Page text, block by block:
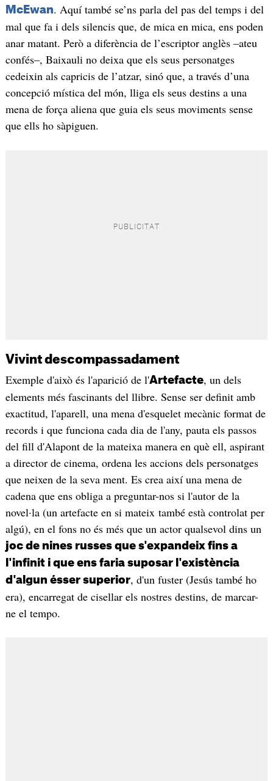
McEwan. Aquí també se’ns parla del pas del temps i del
mal que fa i dels silencis que, de mica en mica, ens poden
anar matant. Però a diferència de l’escriptor anglès –ateu
confés–, Baixauli no deixa que els seus personatges
cedeixin als capricis de l’atzar, sinó que, a través d’una
concepció mística del món, lliga els seus destins a una
mena de força aliena que guia els seus moviments sense
que ells ho sàpiguen.
Vivint descompassadament
Exemple d'això és l'aparició de l'Artefacte, un dels
elements més fascinants del llibre. Sense ser definit amb
exactitud, l'aparell, una mena d'esquelet mecànic format de
records i que funciona cada dia de l'any, pauta els passos
del fill d'Alapont de la mateixa manera en què ell, aspirant
a director de cinema, ordena les accions dels personatges
que neixen de la seva ment. Es crea així una mena de
cadena que ens obliga a preguntar-nos si l'autor de la
novel·la (un artefacte en si mateix també està controlat per
algú), en el fons no és més que un actor qualsevol dins un
joc de nines russes que s'expandeix fins a
l'infinit i que ens faria suposar l'existència
d'algun ésser superior, d'un fuster (Jesús també ho
era), encarregat de cisellar els nostres destins, de marcar-
ne el tempo.